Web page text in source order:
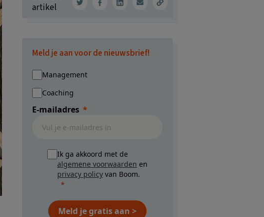
artikel
Meld je aan voor de nieuwsbrief!
Management
Coaching
E-mailadres
Ik ga akkoord met de
algemene voorwaarden en
privacy policy van Boom.
Meld je gratis aan >